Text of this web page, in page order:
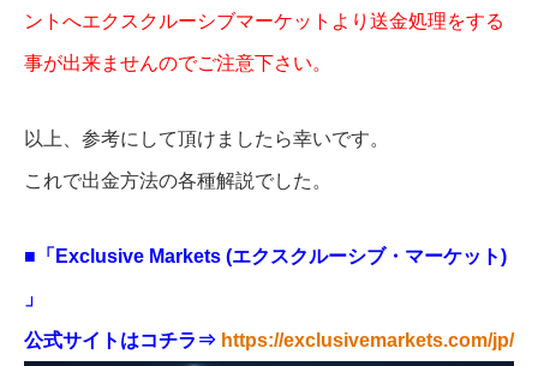
ントへエクスクルーシブマーケットより送金処理をする
事が出来ませんのでご注意下さい。
以上、参考にして頂けましたら幸いです。
これで出金方法の各種解説でした。
■「Exclusive Markets (エクスクルーシブ・マーケット)
」
公式サイトはコチラ⇒ https://exclusivemarkets.com/jp/